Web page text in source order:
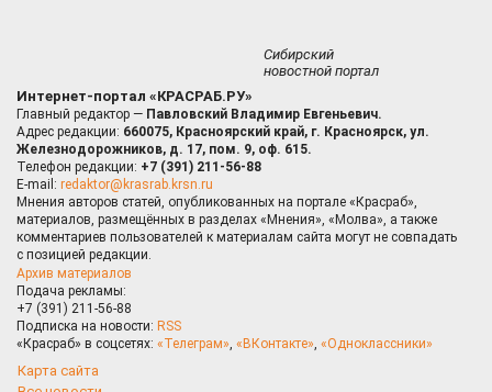
Сибирский
новостной портал
Интернет-портал «КРАСРАБ.РУ»
Главный редактор — Павловский Владимир Евгеньевич.
Адрес редакции: 660075, Красноярский край, г. Красноярск, ул.
Железнодорожников, д. 17, пом. 9, оф. 615.
Телефон редакции: +7 (391) 211-56-88
E-mail: redaktor@krasrab.krsn.ru
Мнения авторов статей, опубликованных на портале «Красраб»,
материалов, размещённых в разделах «Мнения», «Молва», а также
комментариев пользователей к материалам сайта могут не совпадать
с позицией редакции.
Архив материалов
Подача рекламы:
+7 (391) 211-56-88
Подписка на новости: RSS
«Красраб» в соцсетях: «Телеграм», «ВКонтакте», «Одноклассники»
Карта сайта